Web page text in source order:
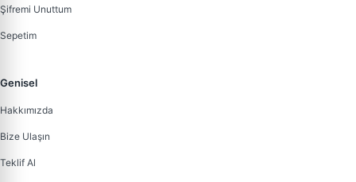
Şifremi Unuttum
Sepetim
Genisel
Hakkımızda
Bize Ulaşın
Teklif Al